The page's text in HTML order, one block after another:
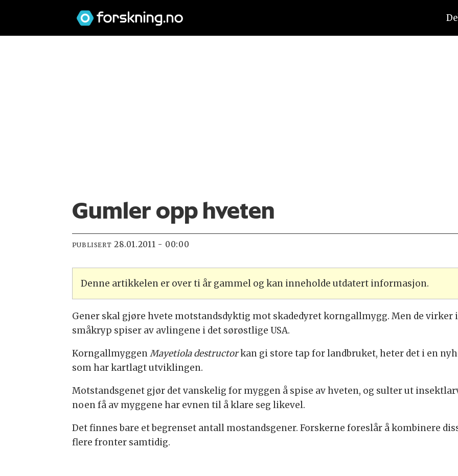
Gumler opp hveten
PUBLISERT 28.01.2011 - 00:00
Denne artikkelen er over ti år gammel og kan inneholde utdatert informasjon.
Gener skal gjøre hvete motstandsdyktig mot skadedyret korngallmygg. Men de virker
småkryp spiser av avlingene i det sørøstlige USA.
KorngallmyggenMayetiola destructorkan gi store tap for landbruket, heter det i en
som har kartlagt utviklingen.
Motstandsgenet gjør det vanskelig for myggen å spise av hveten, og sulter ut
noen få av myggene har evnen til å klare seg likevel.
Det finnes bare et begrenset antall mostandsgener. Forskerne foreslår å kombinere
flere fronter samtidig.